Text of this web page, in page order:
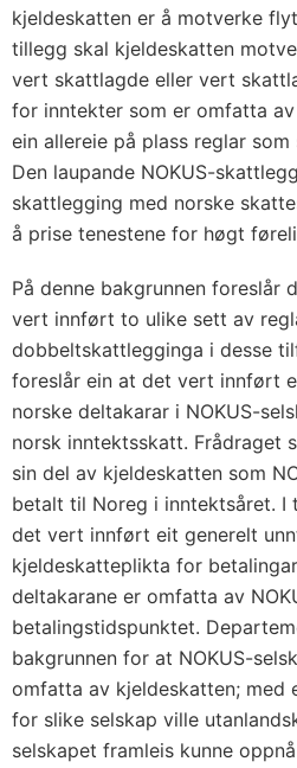
kjeldeskatten er å motverke
tillegg skal kjeldeskatten
vert skattlagde eller vert
for inntekter som er omfatta av
ein allereie på plass reglar
Den laupande NOKUS-
skattlegging med norske
å prise tenestene for høgt
På denne bakgrunnen foreslår
vert innført to ulike sett av
dobbeltskattlegginga i desse
foreslår ein at det vert innført
norske deltakarar i NOKUS-
norsk inntektsskatt. Frådraget
sin del av kjeldeskatten som
betalt til Noreg i inntektsåret. I
det vert innført eit generelt
kjeldeskatteplikta for
deltakarane er omfatta av
betalingstidspunktet.
bakgrunnen for at NOKUS-
omfatta av kjeldeskatten; med
for slike selskap ville
selskapet framleis kunne